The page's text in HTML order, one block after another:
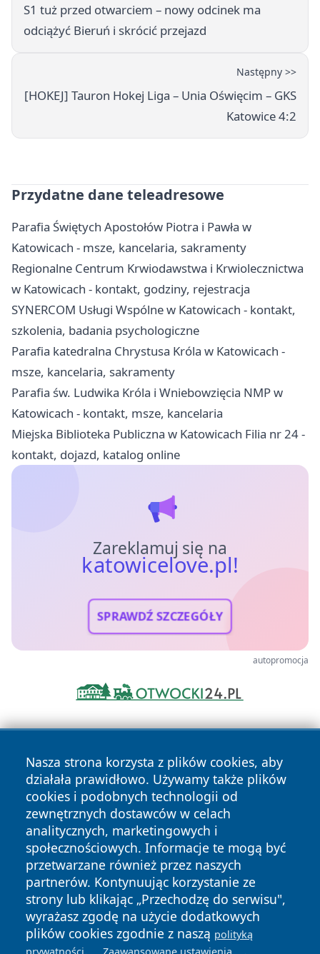
S1 tuż przed otwarciem – nowy odcinek ma
odciążyć Bieruń i skrócić przejazd
Następny >>
[HOKEJ] Tauron Hokej Liga – Unia Oświęcim – GKS
Katowice 4:2
Przydatne dane teleadresowe
Parafia Świętych Apostołów Piotra i Pawła w
Katowicach - msze, kancelaria, sakramenty
Regionalne Centrum Krwiodawstwa i Krwiolecznictwa
w Katowicach - kontakt, godziny, rejestracja
SYNERCOM Usługi Wspólne w Katowicach - kontakt,
szkolenia, badania psychologiczne
Parafia katedralna Chrystusa Króla w Katowicach -
msze, kancelaria, sakramenty
Parafia św. Ludwika Króla i Wniebowzięcia NMP w
Katowicach - kontakt, msze, kancelaria
Miejska Biblioteka Publiczna w Katowicach Filia nr 24 -
kontakt, dojazd, katalog online
Zareklamuj się na
katowicelove.pl!
SPRAWDŹ SZCZEGÓŁY
autopromocja
Nasza strona korzysta z plików cookies, aby
działała prawidłowo. Używamy także plików
cookies i podobnych technologii od
zewnętrznych dostawców w celach
analitycznych, marketingowych i
społecznościowych. Informacje te mogą być
przetwarzane również przez naszych
partnerów. Kontynuując korzystanie ze
strony lub klikając „Przechodzę do serwisu",
wyrażasz zgodę na użycie dodatkowych
plików cookies zgodnie z naszą polityką
Copyright © 2026 katowicelove.pl Wszystkie prawa
zastrzeżone.
News Autorzy
Polityka
Prywatności
Polityka
Cookies